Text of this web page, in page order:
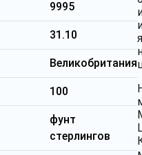
9995
31.10
Великобритания
100
фунт
стерлингов